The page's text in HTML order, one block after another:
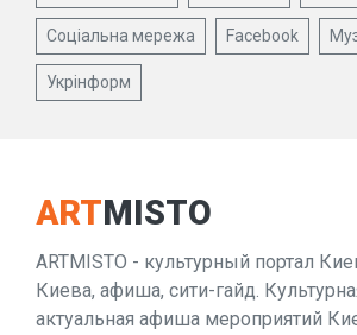
Соціальна мережа Facebook
Укрінформ
ARTMISTO
ARTMISTO - культурный портал
Киева, афиша, сити-гайд.
актуальная афиша мероприятий